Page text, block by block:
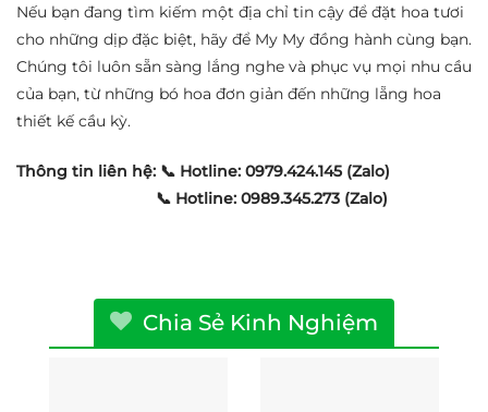
Nếu bạn đang tìm kiếm một địa chỉ tin cậy để đặt hoa tươi
cho những dịp đặc biệt, hãy để My My đồng hành cùng bạn.
Chúng tôi luôn sẵn sàng lắng nghe và phục vụ mọi nhu cầu
của bạn, từ những bó hoa đơn giản đến những lẵng hoa
thiết kế cầu kỳ.
Thông tin liên hệ: 📞 Hotline: 0979.424.145 (Zalo)
📞 Hotline: 0989.345.273 (Zalo)
Chia Sẻ Kinh Nghiệm